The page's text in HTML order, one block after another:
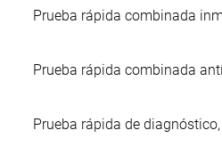
Prueba rápida combinada
Prueba rápida combinada
Prueba rápida de